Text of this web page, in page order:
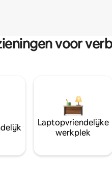
voor
Laptopvriendelijke
werkplek